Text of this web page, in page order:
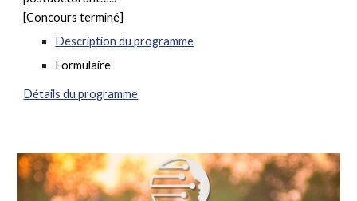
[Concours terminé]
Description du programme
Formulaire
Détails du programme